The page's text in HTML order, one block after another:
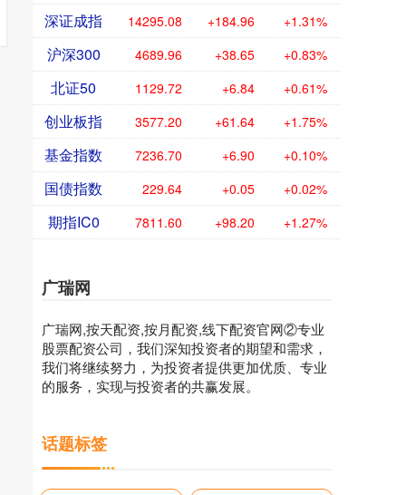
深证成指 14295.08 +184.96 +1.31%
沪深300 4689.96 +38.65 +0.83%
北证50 1129.72 +6.84 +0.61%
创业板指 3577.20 +61.64 +1.75%
基金指数 7236.70 +6.90 +0.10%
国债指数 229.64 +0.05 +0.02%
期指IC0 7811.60 +98.20 +1.27%
广瑞网
广瑞网,按天配资,按月配资,线下配资官网②专业
股票配资公司，我们深知投资者的期望和需求，
我们将继续努力，为投资者提供更加优质、专业
的服务，实现与投资者的共赢发展。
话题标签